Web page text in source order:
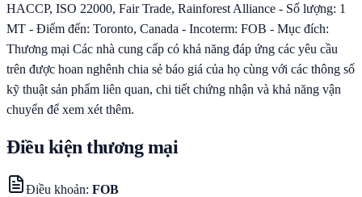
HACCP, ISO 22000, Fair Trade, Rainforest Alliance - Số lượng: 1
MT - Điểm đến: Toronto, Canada - Incoterm: FOB - Mục đích:
Thương mại Các nhà cung cấp có khả năng đáp ứng các yêu cầu
trên được hoan nghênh chia sẻ báo giá của họ cùng với các thông số
kỹ thuật sản phẩm liên quan, chi tiết chứng nhận và khả năng vận
chuyển để xem xét thêm.
Điều kiện thương mại
Điều khoản: FOB